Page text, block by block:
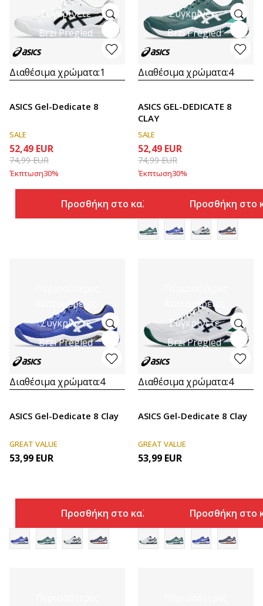
Συγκρίνετε
Brzi Pregled
Διαθέσιμα χρώματα:1
ASICS Gel-Dedicate 8
SALE
52,49 EUR
74,99EUR
Έκπτωση30%
Προσθήκη στο καλάθι
Συγκρίνετε
Brzi Pregled
Διαθέσιμα χρώματα:4
ASICS GEL-DEDICATE 8
CLAY
SALE
52,49 EUR
74,99EUR
Έκπτωση30%
Προσθήκη στο
λεπτομέρειες
Συγκρίνετε
Brzi Pregled
Διαθέσιμα χρώματα:4
ASICS Gel-Dedicate 8 Clay
GREAT VALUE
53,99 EUR
Προσθήκη στο καλάθι
λεπτομέρειες
Συγκρίνετε
Brzi Pregled
Διαθέσιμα χρώματα:4
ASICS Gel-Dedicate 8 Clay
GREAT VALUE
53,99 EUR
Προσθήκη στο